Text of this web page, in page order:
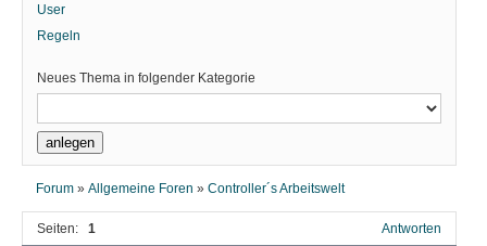
User
Regeln
Neues Thema in folgender Kategorie
Forum »Allgemeine Foren »Controller´s Arbeitswelt
Seiten: 1 Antworten